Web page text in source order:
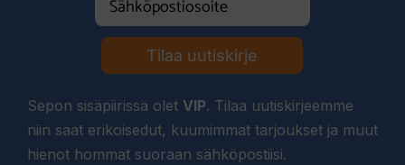
Tilaa uutiskirje
Sepon sisäpiirissä olet VIP. Tilaa uutiskirjeemme
niin saat erikoisedut, kuumimmat tarjoukset ja muut
hienot hommat suoraan sähköpostiisi.